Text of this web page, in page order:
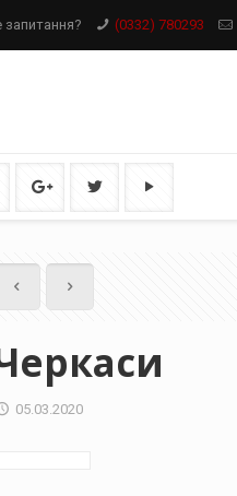
запитання? (0332) 780293
05.03.2020